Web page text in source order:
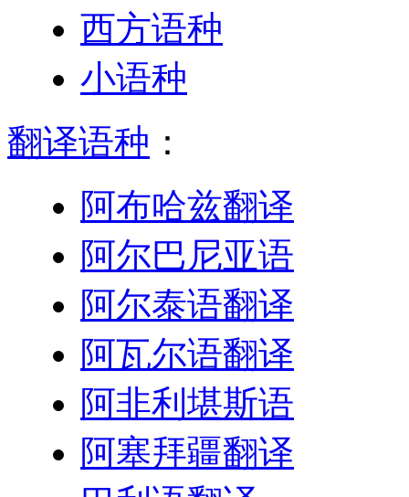
西方语种
小语种
翻译语种 ：
阿布哈兹翻译
阿尔巴尼亚语
阿尔泰语翻译
阿瓦尔语翻译
阿非利堪斯语
阿塞拜疆翻译